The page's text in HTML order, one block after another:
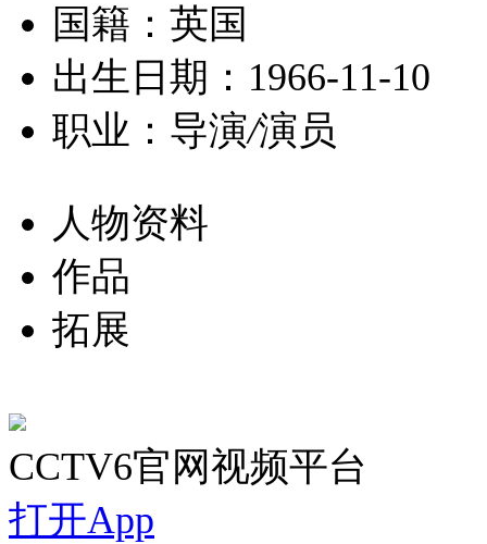
国籍：英国
出生日期：1966-11-10
职业：导演/演员
人物资料
作品
拓展
CCTV6官网视频平台
打开App